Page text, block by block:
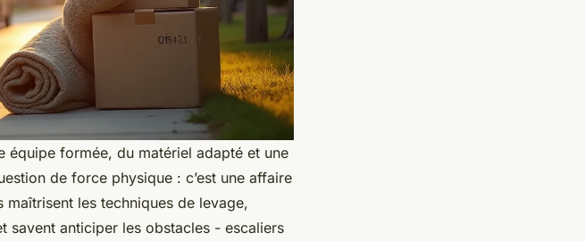
équipe formée, du matériel adapté et une
de force physique : c’est une affaire
les techniques de levage,
savent anticiper les obstacles - escaliers